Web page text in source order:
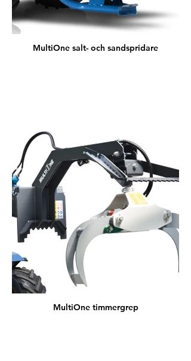
MultiOne salt- och sandspridare
MultiOne timmergrep